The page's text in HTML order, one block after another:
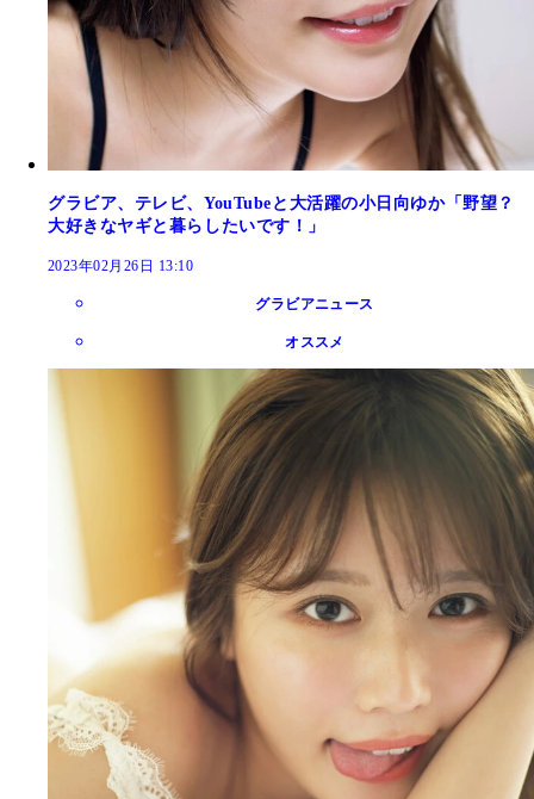
グラビア、テレビ、YouTubeと大活躍の小日向ゆか「野望？
大好きなヤギと暮らしたいです！」
2023年02月26日 13:10
グラビアニュース
オススメ